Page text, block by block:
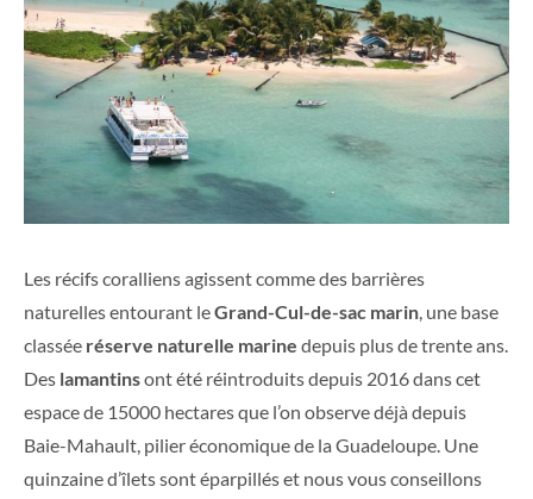
Les récifs coralliens agissent comme des barrières
naturelles entourant leGrand-Cul-de-sac marin, une base
classée réserve naturelle marine depuis plus de trente ans.
Des lamantinsont été réintroduits depuis 2016 dans cet
espace de 15000 hectares que l’on observe déjà depuis
Baie-Mahault, pilier économique de la Guadeloupe. Une
quinzaine d’îlets sont éparpillés et nous vous conseillons